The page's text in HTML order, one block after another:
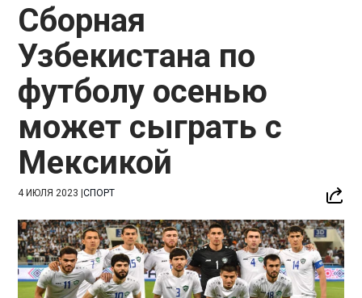
Сборная
Узбекистана по
футболу осенью
может сыграть с
Мексикой
4 ИЮЛЯ 2023 |СПОРТ